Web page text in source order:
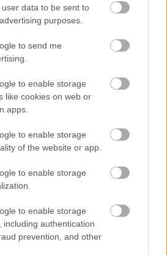
data to be sent to
purposes.
to send me
to enable storage
like cookies on web or
apps.
to enable storage
of the website or app.
to enable storage
to enable storage
including authentication
prevention, and other
is játsszák a
az Audi Arénában látható a
musicalje, a nagy